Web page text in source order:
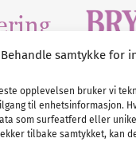
Behandle samtykke for
opplevelsen bruker vi
til enhetsinformasjon.
som surfeatferd eller
tilbake samtykket, kan
E-post :
© All
VAT: